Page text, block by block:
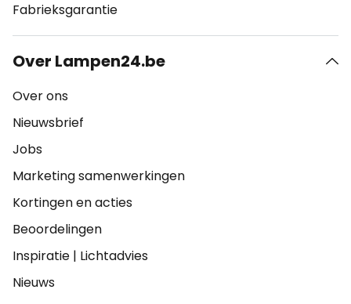
Fabrieksgarantie
Over Lampen24.be
Over ons
Nieuwsbrief
Jobs
Marketing samenwerkingen
Kortingen en acties
Beoordelingen
Inspiratie | Lichtadvies
Nieuws